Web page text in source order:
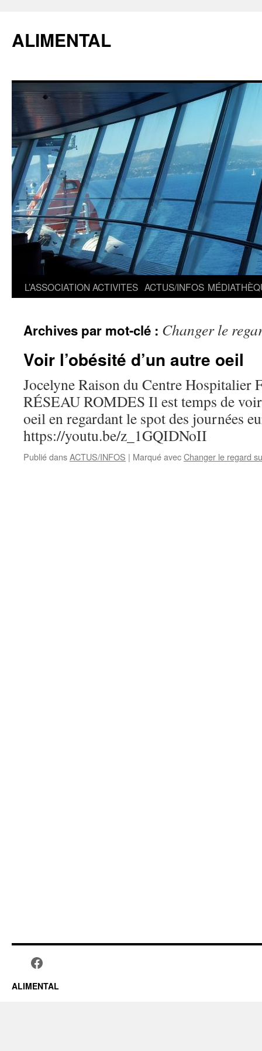
ALIMENTAL
L’ASSOCIATION ACTIVITES ACTUS/INFOS
Archives par mot-clé : Changer le
Voir l’obésité d’un autre oeil
Jocelyne Raison du Centre Hospitalier
RÉSEAU ROMDES Il est temps de
oeil en regardant le spot des journées
https://youtu.be/z_1GQIDNoII
Publié dansACTUS/INFOS | Marqué avecChanger le regard
ALIMENTAL